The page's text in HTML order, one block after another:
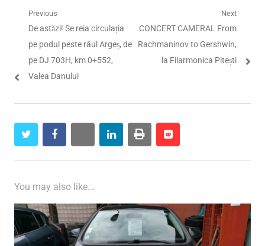
Navigare
articole
Previous
Previous
post:
De astăzi! Se reia circulația
pe podul peste râul Argeș, de
pe DJ 703H, km 0+552,
Valea Danului
Next
Next
post:
CONCERT CAMERAL From
Rachmaninov to Gershwin,
la Filarmonica Pitești
twitterfacebookwhatsapplinkedinprint reddit
reddit
You may also like...